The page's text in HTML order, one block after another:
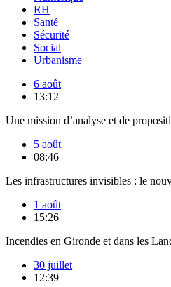
RH
Santé
Sécurité
Social
Urbanisme
6 août
13:12
Une mission d’analyse et de
5 août
08:46
Les infrastructures invisibles : le
1 août
15:26
Incendies en Gironde et dans les
30 juillet
12:39